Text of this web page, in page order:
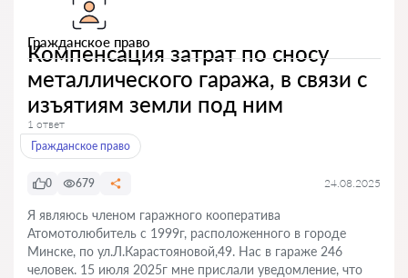
Гражданское право
Компенсация затрат по сносу
металлического гаража, в связи с
изъятиям земли под ним
1 ответ
Гражданское право
0 679 24.08.2025
Я являюсь членом гаражного кооператива
Атомотолюбитель с 1999г, расположенного в городе
Минске, по ул.Л.Карастояновой,49. Нас в гараже 246
человек. 15 июля 2025г мне прислали уведомление, что